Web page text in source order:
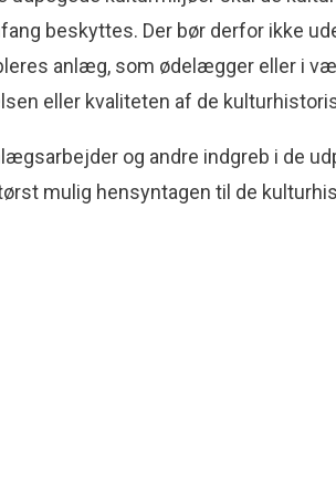
beskyttes. Der bør derfor ikke
anlæg, som ødelægger eller i
eller kvaliteten af de
og andre indgreb i de
mulig hensyntagen til de